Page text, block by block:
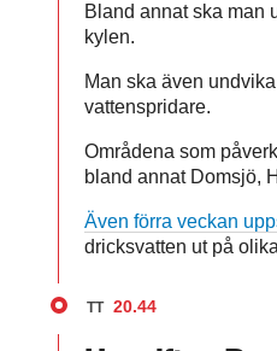
Bland annat ska man
kylen.
Man ska även
vattenspridare.
Områdena som
bland annat Domsjö,
Även förra veckan
dricksvatten ut på
TT 20.44